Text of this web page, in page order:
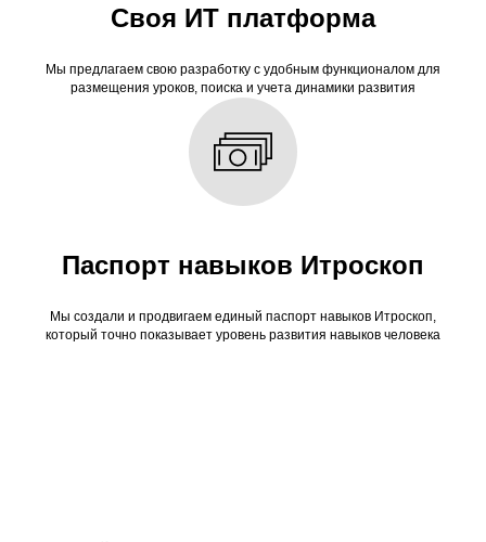
Своя ИТ платформа
Мы предлагаем свою разработку с удобным функционалом для
размещения уроков, поиска и учета динамики развития
Паспорт навыков Итроскоп
Мы создали и продвигаем единый паспорт навыков Итроскоп,
который точно показывает уровень развития навыков человека